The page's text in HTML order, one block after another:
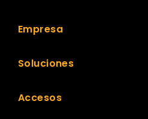
Empresa
Soluciones
Accesos